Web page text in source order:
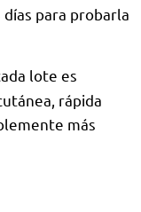
para probarla
lote es
rápida
más